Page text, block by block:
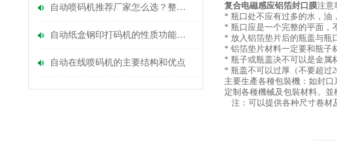
自动喷码机推荐厂家怎么选？整线配套能力别忽略
自动纸盒钢印打码机的性质功能和应用
自动在线喷码机的主要结构和优点
复合电磁感应铝箔封口膜注意
* 瓶口处不应有过多的水，油
* 瓶口应是一个完整的平面，
* 放入铝箔垫片后的瓶盖与瓶
* 铝箔垫片材料一定要和瓶子
* 瓶子或瓶盖决不可以是金属
* 瓶盖不可以过厚（不要超过
主要生產各種包裝機：如封
定制各種機械及包裝材料。並
注：可以提供各种尺寸卷材